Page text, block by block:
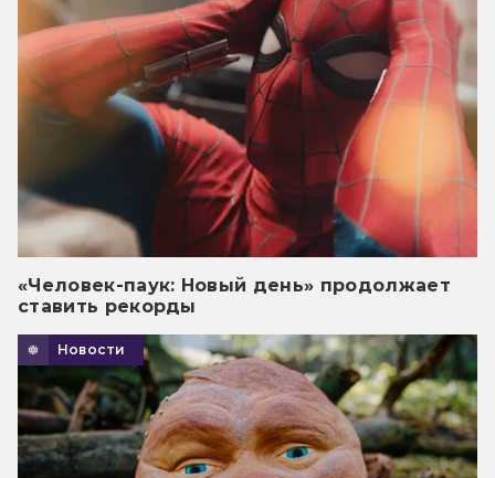
«Человек-паук: Новый день» продолжает
ставить рекорды
Новости